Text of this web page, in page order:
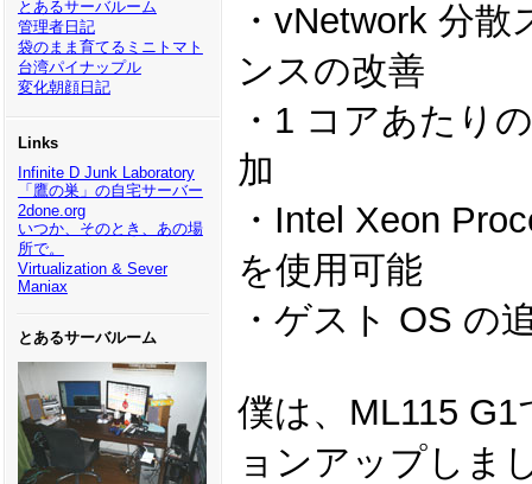
とあるサーバルーム
管理者日記
袋のまま育てるミニトマト
台湾パイナップル
変化朝顔日記
Links
Infinite D Junk Laboratory
「鷹の巣」の自宅サーバー
2done.org
いつか、そのとき、あの場
所で。
Virtualization & Sever
Maniax
とあるサーバルーム
・vNetwork 分
ンスの改善
・1 コアあたり
加
・Intel Xeon
を使用可能
・ゲスト OS の
僕は、ML115
ョンアップしま